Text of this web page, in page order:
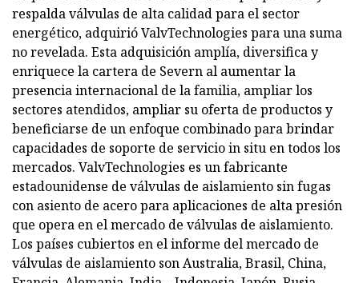
respalda válvulas de alta calidad para el sector
energético, adquirió ValvTechnologies para una suma
no revelada. Esta adquisición amplía, diversifica y
enriquece la cartera de Severn al aumentar la
presencia internacional de la familia, ampliar los
sectores atendidos, ampliar su oferta de productos y
beneficiarse de un enfoque combinado para brindar
capacidades de soporte de servicio in situ en todos los
mercados. ValvTechnologies es un fabricante
estadounidense de válvulas de aislamiento sin fugas
con asiento de acero para aplicaciones de alta presión
que opera en el mercado de válvulas de aislamiento.
Los países cubiertos en el informe del mercado de
válvulas de aislamiento son Australia, Brasil, China,